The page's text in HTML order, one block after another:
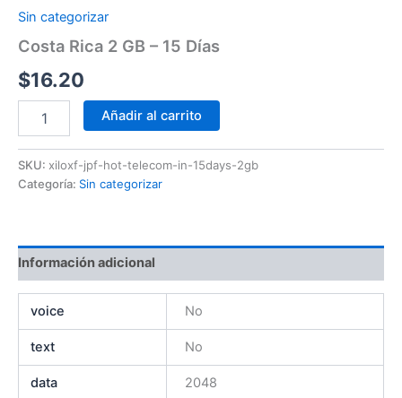
Sin categorizar
Costa Rica 2 GB – 15 Días
$16.20
Añadir al carrito
SKU: xiloxf-jpf-hot-telecom-in-15days-2gb
Categoría: Sin categorizar
Información adicional
voice No
text No
data 2048